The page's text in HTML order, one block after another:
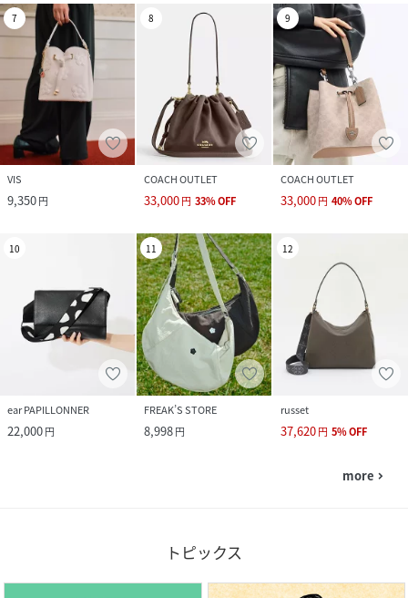
7
VIS
9,350円
8
COACH OUTLET
33,000円 33%OFF
9
COACH OUTLET
33,000円 40%OFF
10
ear PAPILLONNER
22,000円
11
FREAK’S STORE
8,998円
12
russet
37,620円 5%OFF
more navigate_next
トピックス